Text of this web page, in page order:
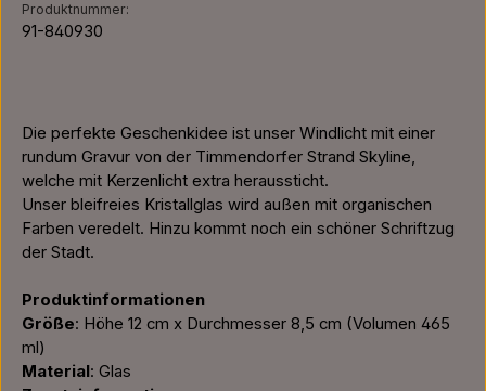
Produktnummer:
91-840930
Die perfekte Geschenkidee ist unser Windlicht mit einer
rundum Gravur von der Timmendorfer Strand Skyline,
welche mit Kerzenlicht extra heraussticht.
Unser bleifreies Kristallglas wird außen mit organischen
Farben veredelt. Hinzu kommt noch ein schöner Schriftzug
der Stadt.
Produktinformationen
Größe: Höhe 12 cm x Durchmesser 8,5 cm (Volumen 465
ml)
Material: Glas